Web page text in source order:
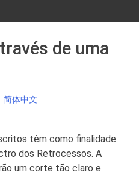
de uma
简体中文
têm como finalidade
dos Retrocessos. A
um corte tão claro e